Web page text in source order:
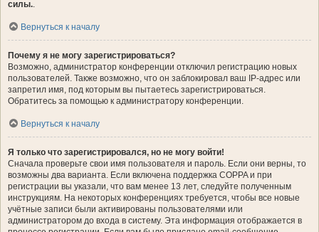
силы..
Вернуться к началу
Почему я не могу зарегистрироваться?
Возможно, администратор конференции отключил регистрацию новых
пользователей. Также возможно, что он заблокировал ваш IP-адрес или
запретил имя, под которым вы пытаетесь зарегистрироваться.
Обратитесь за помощью к администратору конференции.
Вернуться к началу
Я только что зарегистрировался, но не могу войти!
Сначала проверьте свои имя пользователя и пароль. Если они верны, то
возможны два варианта. Если включена поддержка COPPA и при
регистрации вы указали, что вам менее 13 лет, следуйте полученным
инструкциям. На некоторых конференциях требуется, чтобы все новые
учётные записи были активированы пользователями или
администратором до входа в систему. Эта информация отображается в